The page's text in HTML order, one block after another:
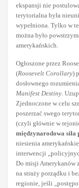
ekspansji nie
terytorialna była
wypełniona. Tylko w
można było
amerykańskich.
Ogłoszone przez
(Roosevelt Corollary)
dosłownego
Manifest Destiny.
Zjednoczone w celu
poszerzać swego
(czyli głównie w
międzynarodowa siła
niesienia
interwencji
Do misji Amerykanów
na straży porządku i
regionie, jeśli